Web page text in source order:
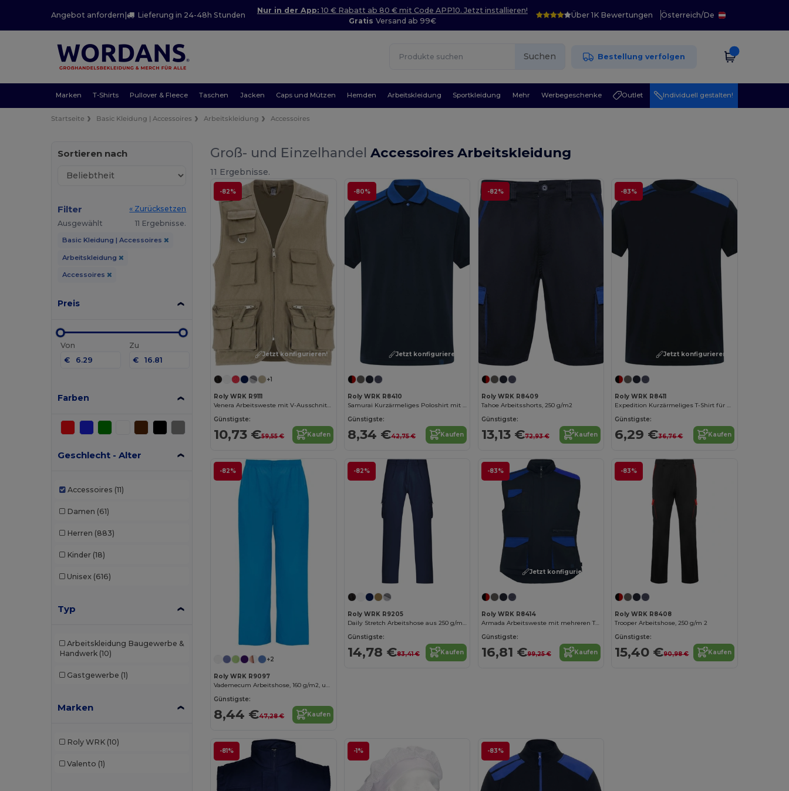
Angebot anfordern | Lieferung in 24-48h Stunden
Nur in der App: 10 € Rabatt ab 80 € mit Code APP10. Jetzt installieren!
Gratis Versand ab 99€
Über 1K Bewertungen Österreich/De
Suchen Bestellung verfolgen
Marken T-Shirts Pullover & Fleece Taschen Jacken Caps und Mützen Hemden Arbeitskleidung Sportkleidung Mehr Werbegeschenke Outlet Individuell gestalten!
Startseite Basic Kleidung | Accessoires Arbeitskleidung Accessoires
Sortieren nach
Filter
« Zurücksetzen
Ausgewählt
11 Ergebnisse.
Basic Kleidung | Accessoires
Arbeitskleidung
Accessoires
Preis
Von
€
Zu
€
Farben
Geschlecht - Alter
Accessoires (11)
Damen (61)
Herren (883)
Kinder (18)
Unisex (616)
Typ
Arbeitskleidung Baugewerbe &
Handwerk (10)
Gastgewerbe (1)
Marken
Roly WRK (10)
Valento (1)
Groß- und Einzelhandel Accessoires Arbeitskleidung
11 Ergebnisse.
-82%
Jetzt konfigurieren!
+1
Roly WRK R9111
Venera Arbeitsweste mit V-Ausschnitt und mehreren Taschen, 200 g/m2
Günstigste:
10,73 €59,55 € Kaufen
-80%
Jetzt konfigurieren!
Roly WRK R8410
Samurai Kurzärmeliges Poloshirt mit antibakterieller Wirkung, 160 g/m2, unisex
Günstigste:
8,34 €42,75 € Kaufen
-82%
Roly WRK R8409
Tahoe Arbeitsshorts, 250 g/m2
Günstigste:
13,13 €72,93 € Kaufen
-83%
Jetzt konfigurieren!
Roly WRK R8411
Expedition Kurzärmeliges T-Shirt für Herren, 160 g/m2
Günstigste:
6,29 €36,76 € Kaufen
-82%
+2
Roly WRK R9097
Vademecum Arbeitshose, 160 g/m2, unisex
Günstigste:
8,44 €47,28 € Kaufen
-82%
Roly WRK R9205
Daily Stretch Arbeitshose aus 250 g/m2 Elasthan
Günstigste:
14,78 €83,41 € Kaufen
-83%
Jetzt konfigurieren!
Roly WRK R8414
Armada Arbeitsweste mit mehreren Taschen
Günstigste:
16,81 €99,25 € Kaufen
-83%
Roly WRK R8408
Trooper Arbeitshose, 250 g/m 2
Günstigste:
15,40 €90,98 € Kaufen
-81% -1% -83%